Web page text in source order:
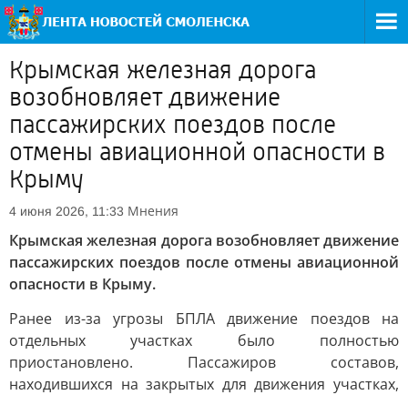
Крымская железная дорога
возобновляет движение
пассажирских поездов после
отмены авиационной опасности в
Крыму
4 июня 2026, 11:33 Мнения
Крымская железная дорога возобновляет движение
пассажирских поездов после отмены авиационной
опасности в Крыму.
Ранее из-за угрозы БПЛА движение поездов на
отдельных участках было полностью
приостановлено. Пассажиров составов,
находившихся на закрытых для движения участках,